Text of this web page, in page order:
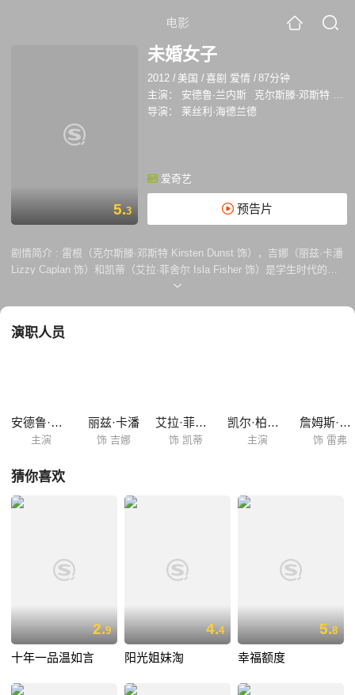
电影
5.3
未婚女子
2012 / 美国 /喜剧 爱情 /87分钟
主演：
安德鲁·兰内斯 克尔斯滕·邓斯特
丽
导演：
莱丝利·海德兰德
爱奇艺
预告片
剧情简介 : 雷根（克尔斯滕·邓斯特 Kirsten Dunst 饰），吉娜（丽兹·卡潘
Lizzy Caplan 饰）和凯蒂（艾拉·菲舍尔 Isla Fisher 饰）是学生时代的好
友，年少时期的轻狂为三个女人带来的美好的回忆，但对另一个女孩贝姬
这样一个可笑又愚蠢的外号。 时间流逝，贝姬即将结婚的消息犹如一枚炸
演职人员
安德鲁·兰内斯
主演
丽兹·卡潘
饰 吉娜
艾拉·菲舍尔
饰 凯蒂
凯尔·柏海莫
主演
詹姆斯·麦斯登
饰 雷弗
猜你喜欢
2.9
十年一品温如言
4.4
阳光姐妹淘
5.8
幸福额度